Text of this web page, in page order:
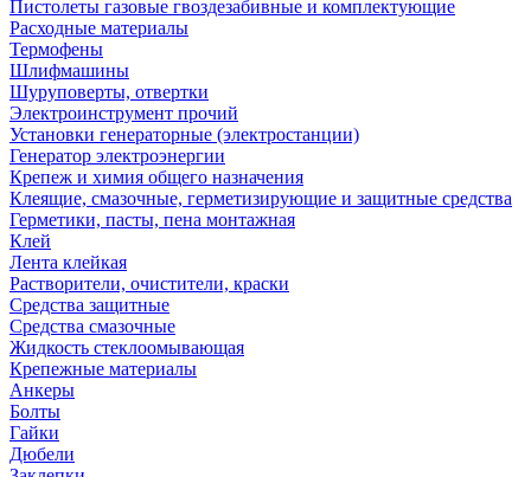
Пистолеты газовые гвоздезабивные и комплектующие
Расходные материалы
Термофены
Шлифмашины
Шуруповерты, отвертки
Электроинструмент прочий
Установки генераторные (электростанции)
Генератор электроэнергии
Крепеж и химия общего назначения
Клеящие, смазочные, герметизирующие и защитные средства
Герметики, пасты, пена монтажная
Клей
Лента клейкая
Растворители, очистители, краски
Средства защитные
Средства смазочные
Жидкость стеклоомывающая
Крепежные материалы
Анкеры
Болты
Гайки
Дюбели